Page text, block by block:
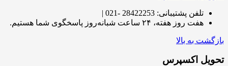
تلفن پشتیبانی: 28422253 -021 |
هفت روز هفته، ۲۴ ساعت شبانه‌روز پاسخگوی شما هستیم.
بازگشت به بالا
تحویل اکسپرس